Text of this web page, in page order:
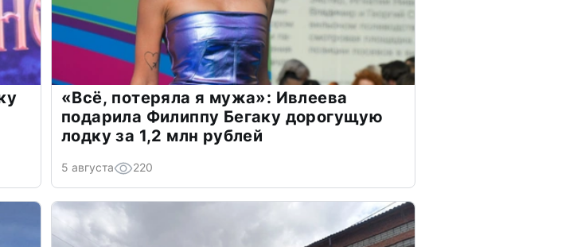
«Всё, потеряла я мужа»: Ивлеева
подарила Филиппу Бегаку дорогущую
лодку за 1,2 млн рублей
5 августа 220